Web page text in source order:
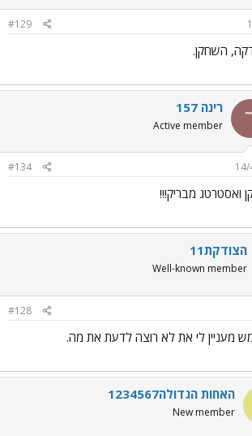
#129
השחקן.
רינה 157
Active member
#134
ואסטרטג מבריק!!!
הצודקת11
Well-known member
#128
מעניין לי את לא רוצה לדעת את מה.
האחות הגדולה1234567
New member